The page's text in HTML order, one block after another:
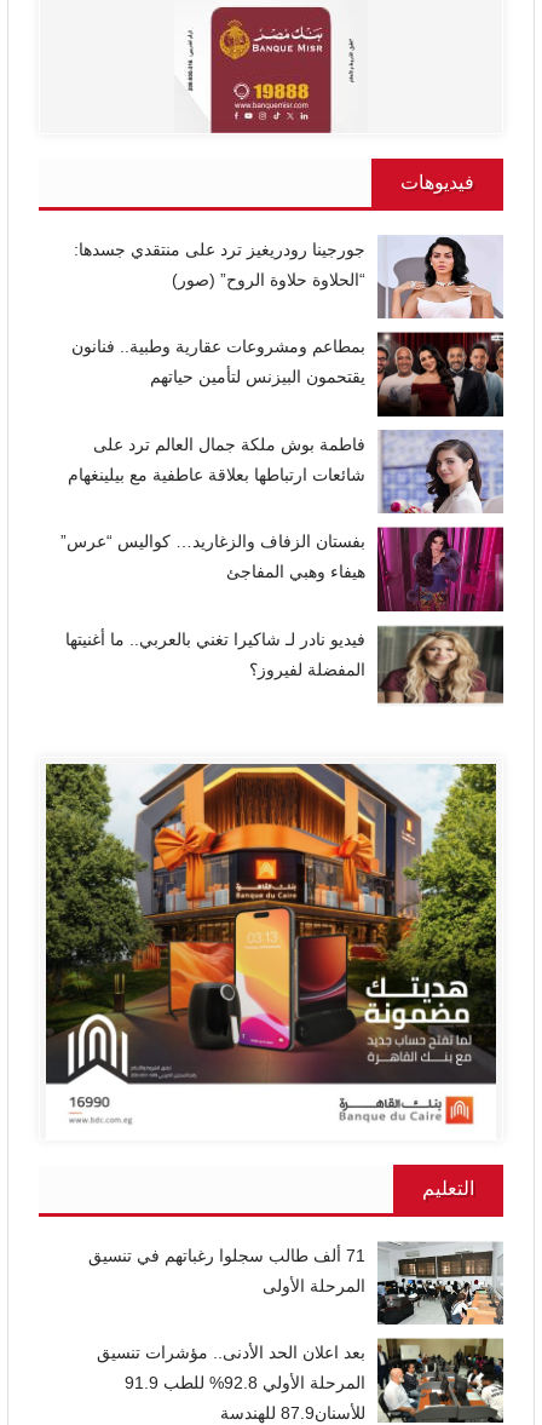
فيديوهات
جورجينا رودريغيز ترد على منتقدي جسدها:
“الحلاوة حلاوة الروح” (صور)
بمطاعم ومشروعات عقارية وطبية.. فنانون
يقتحمون البيزنس لتأمين حياتهم
فاطمة بوش ملكة جمال العالم ترد على
شائعات ارتباطها بعلاقة عاطفية مع بيلينغهام
بفستان الزفاف والزغاريد… كواليس “عرس”
هيفاء وهبي المفاجئ
فيديو نادر لـ شاكيرا تغني بالعربي.. ما أغنيتها
المفضلة لفيروز؟
التعليم
71 ألف طالب سجلوا رغباتهم في تنسيق
المرحلة الأولى
بعد اعلان الحد الأدنى.. مؤشرات تنسيق
المرحلة الأولي 92.8% للطب 91.9
للأسنان87.9 للهندسة